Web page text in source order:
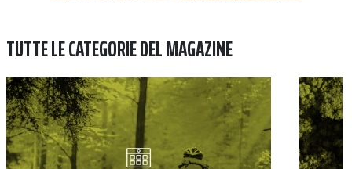
TUTTE LE CATEGORIE DEL MAGAZINE